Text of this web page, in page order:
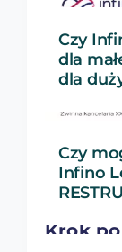
E-BOOK
Krok
Czy
dla
dla
Czy
Infino